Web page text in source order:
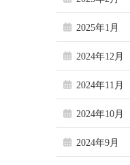
2025年1月
2024年12月
2024年11月
2024年10月
2024年9月